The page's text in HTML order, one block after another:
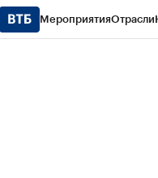
МероприятияОтрасли